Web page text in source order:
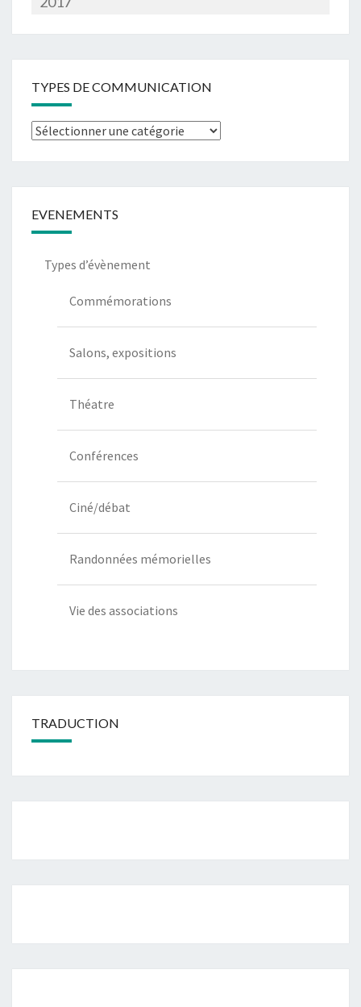
TYPES DE COMMUNICATION
Types
EVENEMENTS
Types d’évènement
Commémorations
Salons, expositions
Théatre
Conférences
Ciné/débat
Randonnées mémorielles
Vie des associations
TRADUCTION